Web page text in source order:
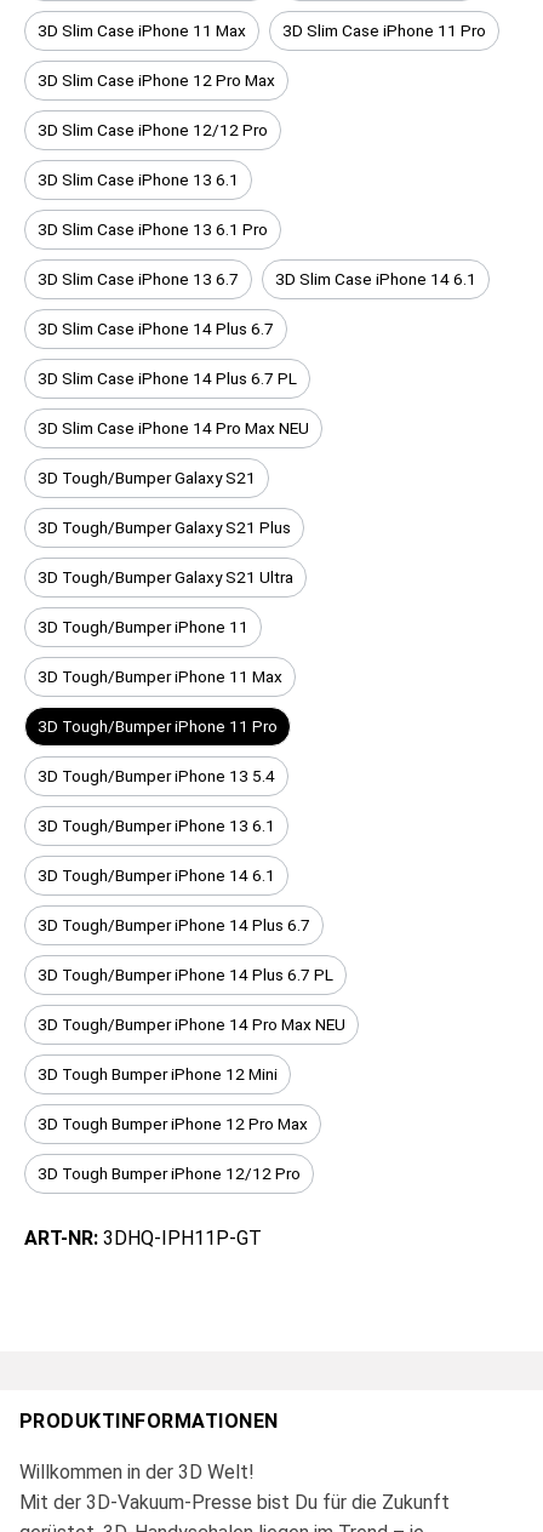
3D Slim Case iPhone 11 Max 3D Slim Case iPhone 11 Pro
3D Slim Case iPhone 12 Pro Max
3D Slim Case iPhone 12/12 Pro
3D Slim Case iPhone 13 6.1
3D Slim Case iPhone 13 6.1 Pro
3D Slim Case iPhone 13 6.7 3D Slim Case iPhone 14 6.1
3D Slim Case iPhone 14 Plus 6.7
3D Slim Case iPhone 14 Plus 6.7 PL
3D Slim Case iPhone 14 Pro Max NEU
3D Tough/Bumper Galaxy S21
3D Tough/Bumper Galaxy S21 Plus
3D Tough/Bumper Galaxy S21 Ultra
3D Tough/Bumper iPhone 11
3D Tough/Bumper iPhone 11 Max
3D Tough/Bumper iPhone 11 Pro
3D Tough/Bumper iPhone 13 5.4
3D Tough/Bumper iPhone 13 6.1
3D Tough/Bumper iPhone 14 6.1
3D Tough/Bumper iPhone 14 Plus 6.7
3D Tough/Bumper iPhone 14 Plus 6.7 PL
3D Tough/Bumper iPhone 14 Pro Max NEU
3D Tough Bumper iPhone 12 Mini
3D Tough Bumper iPhone 12 Pro Max
3D Tough Bumper iPhone 12/12 Pro
ART-NR: 3DHQ-IPH11P-GT
PRODUKTINFORMATIONEN
Willkommen in der 3D Welt!
Mit der 3D-Vakuum-Presse bist Du für die Zukunft